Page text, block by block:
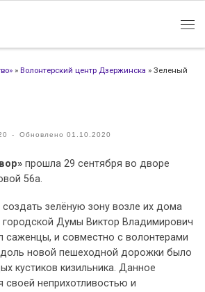
» Волонтерский центр Дзержинска » Зеленый
- Обновлено 01.10.2020
прошла 29 сентября во дворе
56а.
зелёную зону возле их дома
Думы Виктор Владимирович
саженцы, и совместно с волонтерами
новой пешеходной дорожки было
кустиков кизильника. Данное
своей неприхотливостью и